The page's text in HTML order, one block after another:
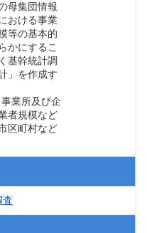
母集団情報
おける事業
等の基本的
かにするこ
基幹統計調
」を作成す
業所及び企
者規模など
区町村など
査